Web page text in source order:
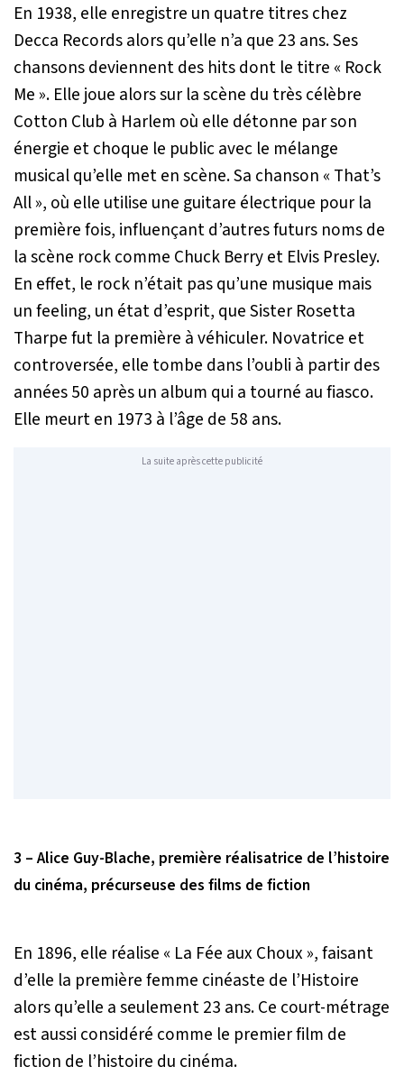
En 1938, elle enregistre un quatre titres chez
Decca Records alors qu’elle n’a que 23 ans. Ses
chansons deviennent des hits dont le titre « Rock
Me ». Elle joue alors sur la scène du très célèbre
Cotton Club à Harlem où elle détonne par son
énergie et choque le public avec le mélange
musical qu’elle met en scène. Sa chanson « That’s
All », où elle utilise une guitare électrique pour la
première fois, influençant d’autres futurs noms de
la scène rock comme Chuck Berry et Elvis Presley.
En effet, le rock n’était pas qu’une musique mais
un feeling, un état d’esprit, que Sister Rosetta
Tharpe fut la première à véhiculer. Novatrice et
controversée, elle tombe dans l’oubli à partir des
années 50 après un album qui a tourné au fiasco.
Elle meurt en 1973 à l’âge de 58 ans.
La suite après cette publicité
3 – Alice Guy-Blache, première réalisatrice de l’histoire
du cinéma, précurseuse des films de fiction
En 1896, elle réalise « La Fée aux Choux », faisant
d’elle la première femme cinéaste de l’Histoire
alors qu’elle a seulement 23 ans. Ce court-métrage
est aussi considéré comme le premier film de
fiction de l’histoire du cinéma.